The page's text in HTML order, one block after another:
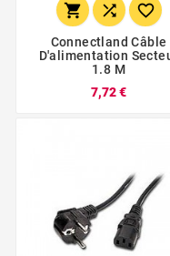
  
Connectland Câble
D'alimentation
1.8 M
7,72 €